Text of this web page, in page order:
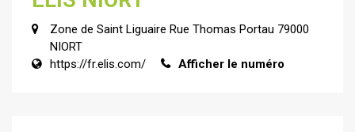
Zone de Saint Liguaire Rue Thomas Portau 79000
NIORT
https://fr.elis.com/
Afficher le numéro